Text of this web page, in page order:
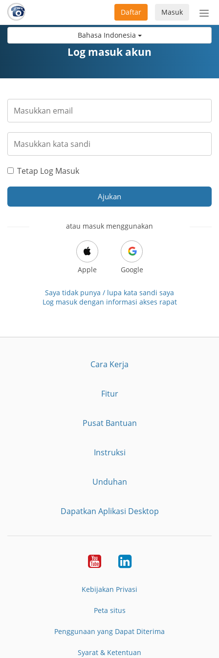
Bahasa Indonesia
Masuk
Daftar
Log masuk akun
Tetap Log Masuk
Ajukan
atau masuk menggunakan
Apple Google
Saya tidak punya / lupa kata sandi saya
Log masuk dengan informasi akses rapat
Cara Kerja
Fitur
Pusat Bantuan
Instruksi
Unduhan
Dapatkan Aplikasi Desktop
YouTubeLinkedIn
Kebijakan Privasi
Peta situs
Penggunaan yang Dapat Diterima
Syarat & Ketentuan